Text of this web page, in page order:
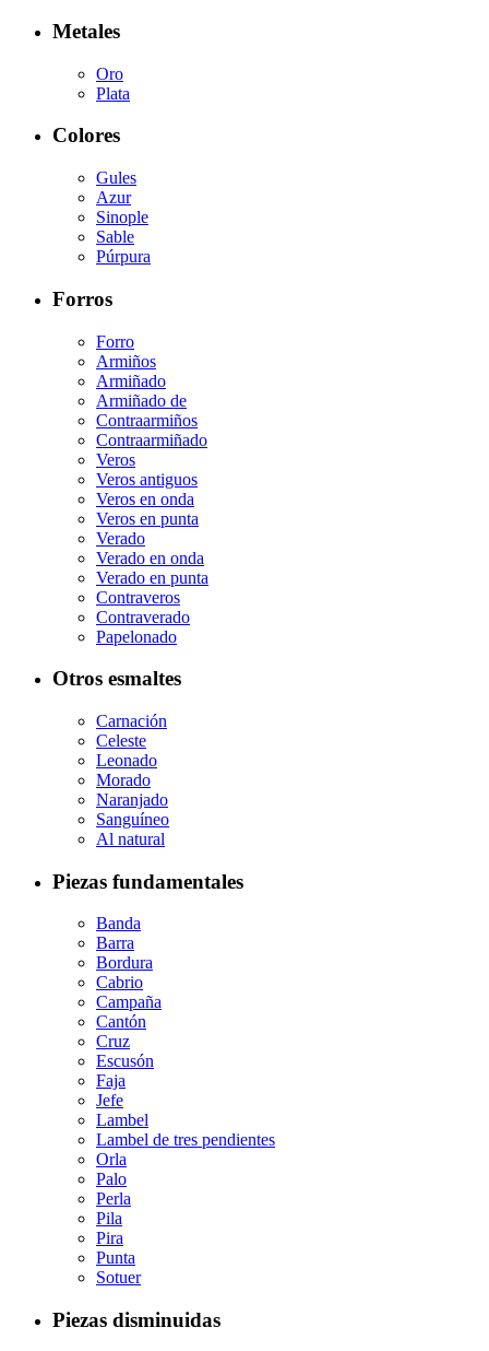
Metales
Oro
Plata
Colores
Gules
Azur
Sinople
Sable
Púrpura
Forros
Forro
Armiños
Armiñado
Armiñado de
Contraarmiños
Contraarmiñado
Veros
Veros antiguos
Veros en onda
Veros en punta
Verado
Verado en onda
Verado en punta
Contraveros
Contraverado
Papelonado
Otros esmaltes
Carnación
Celeste
Leonado
Morado
Naranjado
Sanguíneo
Al natural
Piezas fundamentales
Banda
Barra
Bordura
Cabrio
Campaña
Cantón
Cruz
Escusón
Faja
Jefe
Lambel
Lambel de tres pendientes
Orla
Palo
Perla
Pila
Pira
Punta
Sotuer
Piezas disminuidas